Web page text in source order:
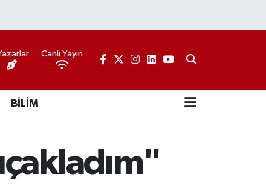
Canlı Yayın
BİLİM